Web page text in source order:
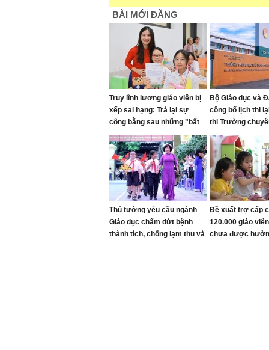
Từ khóa:cô giáo dùng thước liên